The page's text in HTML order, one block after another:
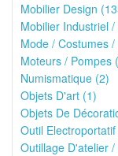
Mobilier Design
Mobilier Industriel
Mode / Costumes
Moteurs / Pompes
Numismatique (2)
Objets D'art (1)
Objets De
Outil
Outillage D'atelier